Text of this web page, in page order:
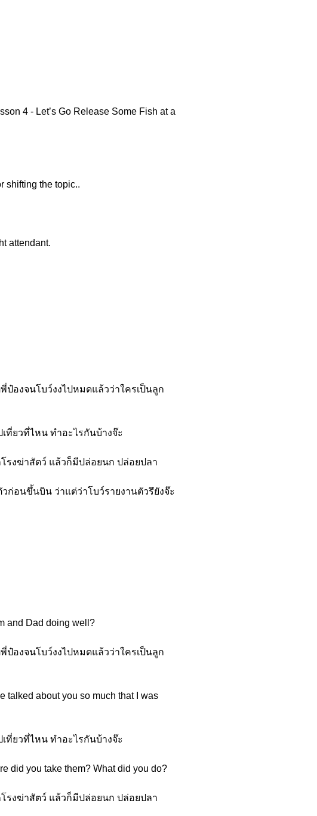
4 - Let’s Go Release Some Fish at a
shifting the topic..
attendant.
องจนโบว์งงไปหมดแล้วว่าใครเป็นลูก
ที่ยวที่ไหน ทำอะไรกันบ้างจ๊ะ
รงฆ่าสัตว์ แล้วก็มีปล่อยนก ปล่อยปลา
ก่อนขึ้นบิน ว่าแต่ว่าโบว์รายงานตัวรึยังจ๊ะ
and Dad doing well?
องจนโบว์งงไปหมดแล้วว่าใครเป็นลูก
talked about you so much that I was
ที่ยวที่ไหน ทำอะไรกันบ้างจ๊ะ
did you take them? What did you do?
รงฆ่าสัตว์ แล้วก็มีปล่อยนก ปล่อยปลา